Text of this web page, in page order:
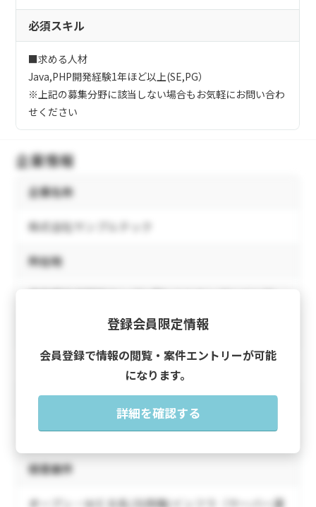
必須スキル
■求める人材
Java,PHP開発経験1年ほど以上(SE,PG）
※上記の募集分野に該当しない場合もお気軽にお問い合わ
せください
企業情報
企業名称
株式会社サンプルテック
所在地
03-1234-5678
URL
https://www.sample-tech.example.com/
得意案件
登録会員限定情報
会員登録で情報の閲覧・案件エントリーが可能
になります。
詳細を確認する